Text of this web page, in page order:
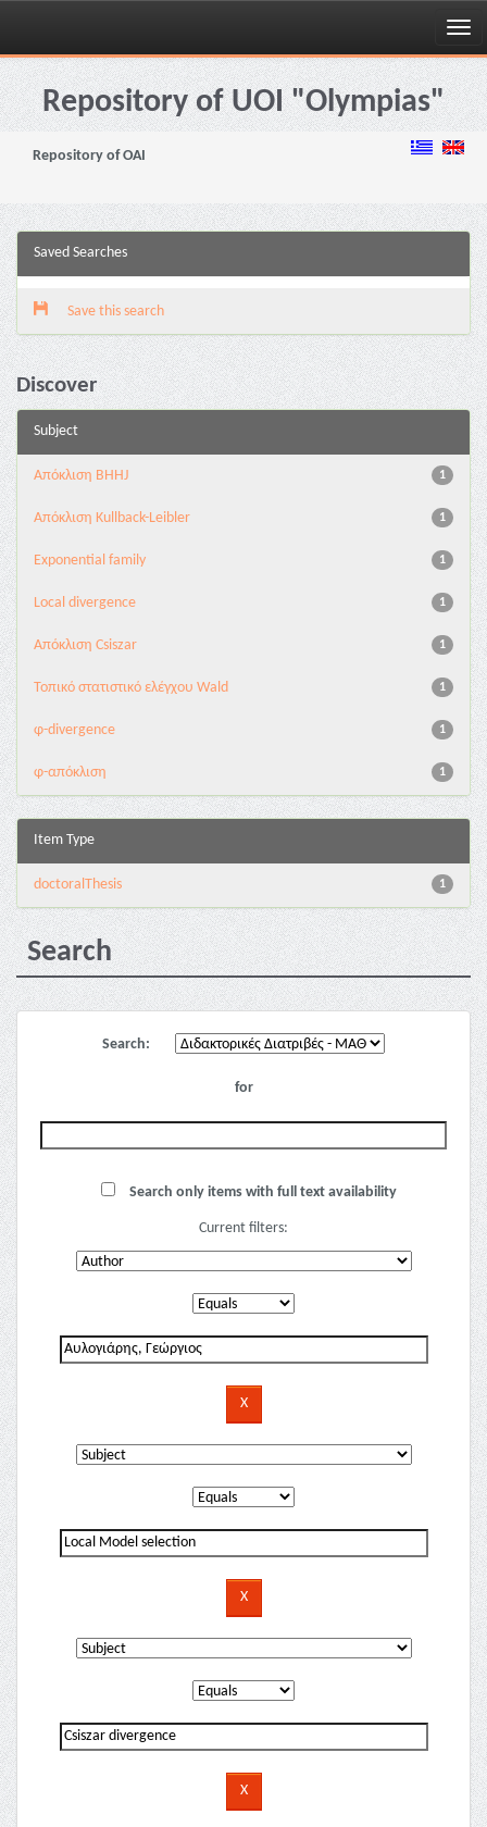
Skip
navigationRepository of UOI "Olympias"
Repository of OAI
Saved Searches
Save this search
Discover
Subject
1
Aπόκλιση BHHJ
1
Aπόκλιση Kullback-Leibler
1
Exponential family
1
Local divergence
1
Απόκλιση Csiszar
1
Τοπικό στατιστικό ελέγχου Wald
1
φ-divergence
1
φ-απόκλιση
Item Type
1
doctoralThesis
Search
Search:
for
Search only items with full text availability
Current filters: